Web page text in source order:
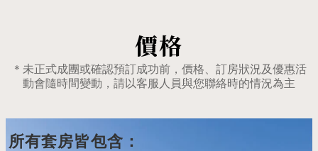
價格
＊未正式成團或確認預訂成功前，價格、訂房狀況及優惠活
動會隨時間變動，請以客服人員與您聯絡時的情況為主
所有套房皆包含：